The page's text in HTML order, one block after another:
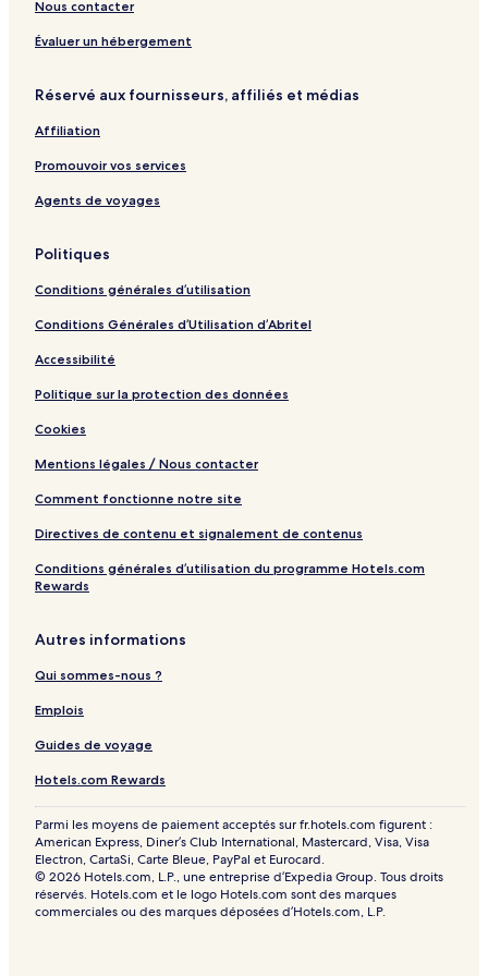
i
p
a
c
e
!
a
n
4
l
0
0
B
r
o
n
Nous contacter
Évaluer un hébergement
Réservé aux fournisseurs, affiliés et médias
Affiliation
Promouvoir vos services
Agents de voyages
Politiques
Conditions générales d’utilisation
Conditions Générales d’Utilisation d’Abritel
Accessibilité
Politique sur la protection des données
Cookies
Mentions légales / Nous contacter
Comment fonctionne notre site
Directives de contenu et signalement de contenus
Conditions générales d’utilisation du programme Hotels.com
Rewards
Autres informations
Qui sommes-nous ?
Emplois
Guides de voyage
Hotels.com Rewards
Parmi les moyens de paiement acceptés sur fr.hotels.com figurent :
American Express, Diner’s Club International, Mastercard, Visa, Visa
Electron, CartaSi, Carte Bleue, PayPal et Eurocard.
© 2026 Hotels.com, L.P., une entreprise d’Expedia Group. Tous droits
réservés. Hotels.com et le logo Hotels.com sont des marques
commerciales ou des marques déposées d’Hotels.com, L.P.